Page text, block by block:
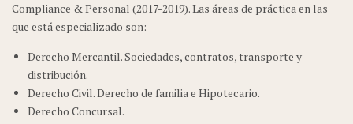
Compliance & Personal (2017-2019). Las áreas de práctica en las
que está especializado son:
Derecho Mercantil. Sociedades, contratos, transporte y
distribución.
Derecho Civil. Derecho de familia e Hipotecario.
Derecho Concursal.